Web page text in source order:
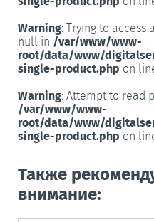
Warning: Trying to access
null in /var/www/www-
root/data/www/
single-product.php on
Warning: Attempt to read
/var/www/www-
root/data/www/
single-product.php on
Также
внимание: